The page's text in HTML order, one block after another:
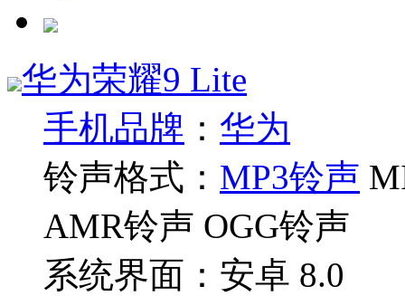
华为荣耀9 Lite
手机品牌 ： 华为
铃声格式： MP3铃声
AMR铃声 OGG铃声
系统界面： 安卓 8.0